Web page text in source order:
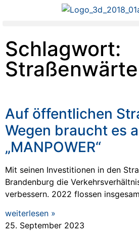
Schlagwort:
Auf öffentlichen
Wegen braucht es
„MANPOWER“
Mit seinen Investitionen in den
Brandenburg die
verbessern. 2022 flossen
weiterlesen »
25. September 2023